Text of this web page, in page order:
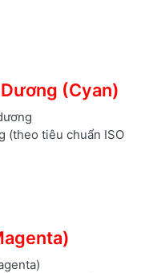
(Cyan)
(theo tiêu chuẩn ISO